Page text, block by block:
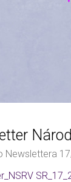
Newslettera